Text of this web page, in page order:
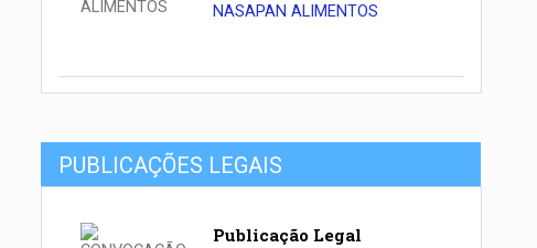
NASAPAN ALIMENTOS
PUBLICAÇÕES LEGAIS
Publicação Legal